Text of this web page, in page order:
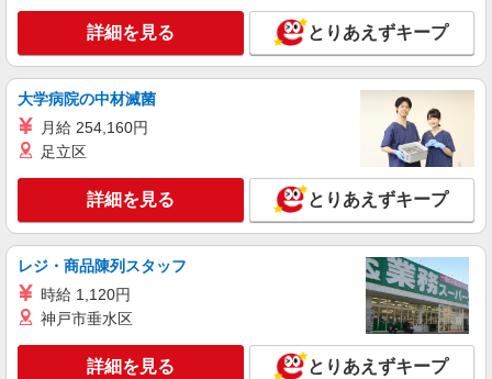
詳細を見る とりあえずキープ
大学病院の中材滅菌
月給 254,160円
足立区
詳細を見る とりあえずキープ
レジ・商品陳列スタッフ
時給 1,120円
神戸市垂水区
詳細を見る とりあえずキープ